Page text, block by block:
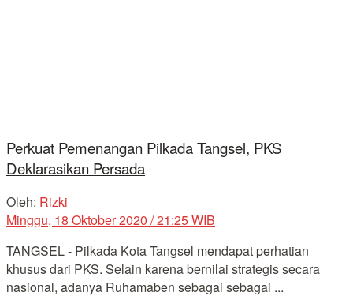
Perkuat Pemenangan Pilkada Tangsel, PKS
Deklarasikan Persada
Oleh: Rizki
Minggu, 18 Oktober 2020 / 21:25 WIB
TANGSEL - Pilkada Kota Tangsel mendapat perhatian
khusus dari PKS. Selain karena bernilai strategis secara
nasional, adanya Ruhamaben sebagai sebagai ...